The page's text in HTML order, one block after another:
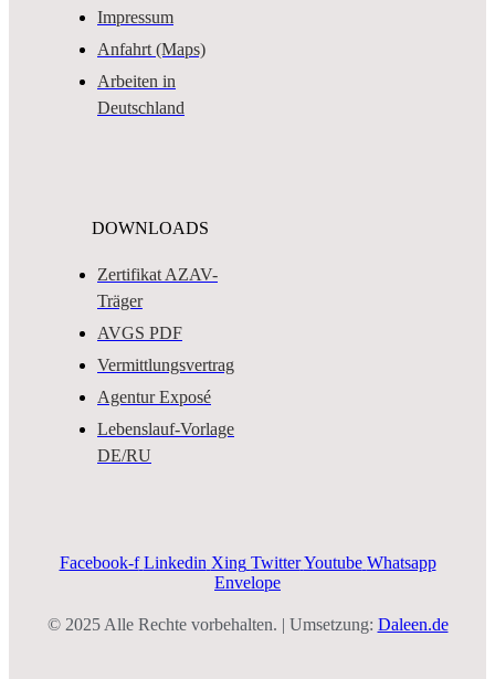
Impressum
Anfahrt (Maps)
Arbeiten in
Deutschland
DOWNLOADS
Zertifikat AZAV-
Träger
AVGS PDF
Vermittlungsvertrag
Agentur Exposé
Lebenslauf-Vorlage
DE/RU
Facebook-f Linkedin Xing Twitter Youtube Whatsapp
Envelope
© 2025 Alle Rechte vorbehalten. | Umsetzung: Daleen.de